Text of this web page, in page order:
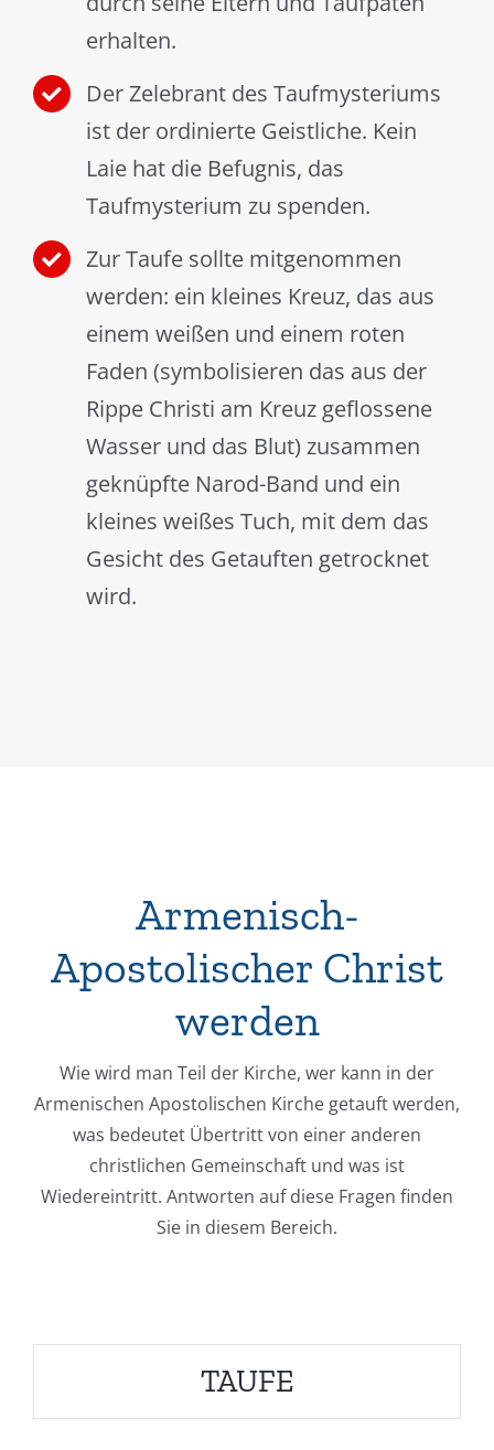
erhalten.
Der Zelebrant des Taufmysteriums
ist der ordinierte Geistliche. Kein
Laie hat die Befugnis, das
Taufmysterium zu spenden.
Zur Taufe sollte mitgenommen
werden: ein kleines Kreuz, das aus
einem weißen und einem roten
Faden (symbolisieren das aus der
Rippe Christi am Kreuz geflossene
Wasser und das Blut) zusammen
geknüpfte Narod-Band und ein
kleines weißes Tuch, mit dem das
Gesicht des Getauften getrocknet
wird.
Armenisch-
Apostolischer Christ
werden
Wie wird man Teil der Kirche, wer kann in der
Armenischen Apostolischen Kirche getauft werden,
was bedeutet Übertritt von einer anderen
christlichen Gemeinschaft und was ist
Wiedereintritt. Antworten auf diese Fragen finden
Sie in diesem Bereich.
TAUFE